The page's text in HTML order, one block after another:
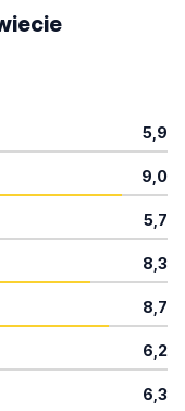
5,9
9,0
5,7
8,3
8,7
6,2
6,3